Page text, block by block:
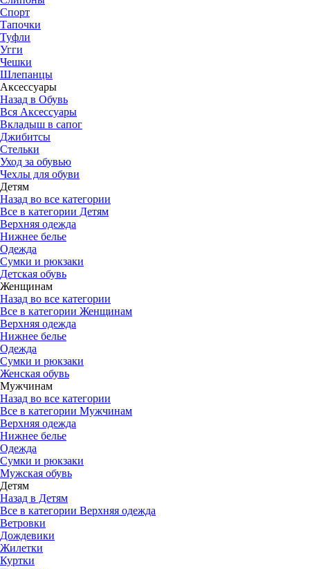
Спорт
Тапочки
Туфли
Угги
Чешки
Шлепанцы
Аксессуары
Назад в Обувь
Вся Аксессуары
Вкладыш в сапог
Джибитсы
Стельки
Уход за обувью
Чехлы для обуви
Детям
Назад во все категории
Все в категории Детям
Верхняя одежда
Нижнее белье
Одежда
Сумки и рюкзаки
Детская обувь
Женщинам
Назад во все категории
Все в категории Женщинам
Верхняя одежда
Нижнее белье
Одежда
Сумки и рюкзаки
Женская обувь
Мужчинам
Назад во все категории
Все в категории Мужчинам
Верхняя одежда
Нижнее белье
Одежда
Сумки и рюкзаки
Мужская обувь
Детям
Назад в Детям
Все в категории Верхняя одежда
Ветровки
Дождевики
Жилетки
Куртки